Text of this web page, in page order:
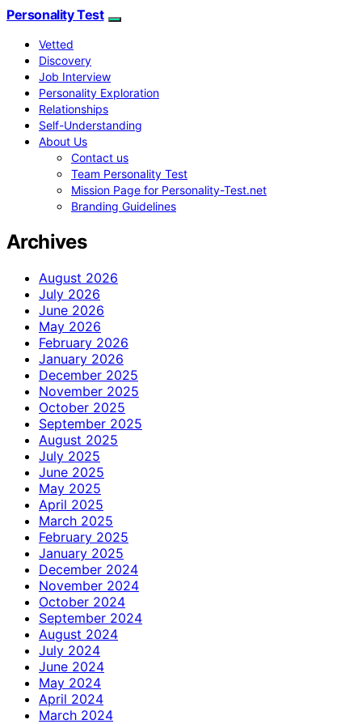
Personality Test
Vetted
Discovery
Job Interview
Personality Exploration
Relationships
Self-Understanding
About Us
Contact us
Team Personality Test
Mission Page for Personality-Test.net
Branding Guidelines
Archives
August 2026
July 2026
June 2026
May 2026
February 2026
January 2026
December 2025
November 2025
October 2025
September 2025
August 2025
July 2025
June 2025
May 2025
April 2025
March 2025
February 2025
January 2025
December 2024
November 2024
October 2024
September 2024
August 2024
July 2024
June 2024
May 2024
April 2024
March 2024